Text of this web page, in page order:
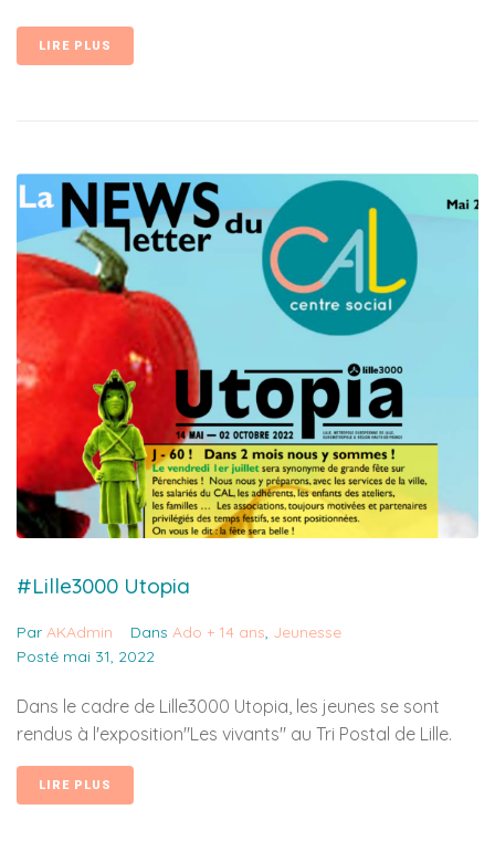
LIRE PLUS
#Lille3000 Utopia
Par AKAdmin Dans Ado + 14 ans, Jeunesse
Posté mai 31, 2022
Dans le cadre de Lille3000 Utopia, les jeunes se sont
rendus à l'exposition"Les vivants" au Tri Postal de Lille.
LIRE PLUS